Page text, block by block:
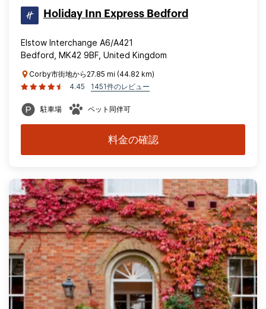
Holiday Inn Express Bedford
Elstow Interchange A6/A421
Bedford, MK42 9BF, United Kingdom
Corby市街地から27.85 mi (44.82 km)
4.45
1451件のレビュー
駐車場 ペット同伴可
料金の確認